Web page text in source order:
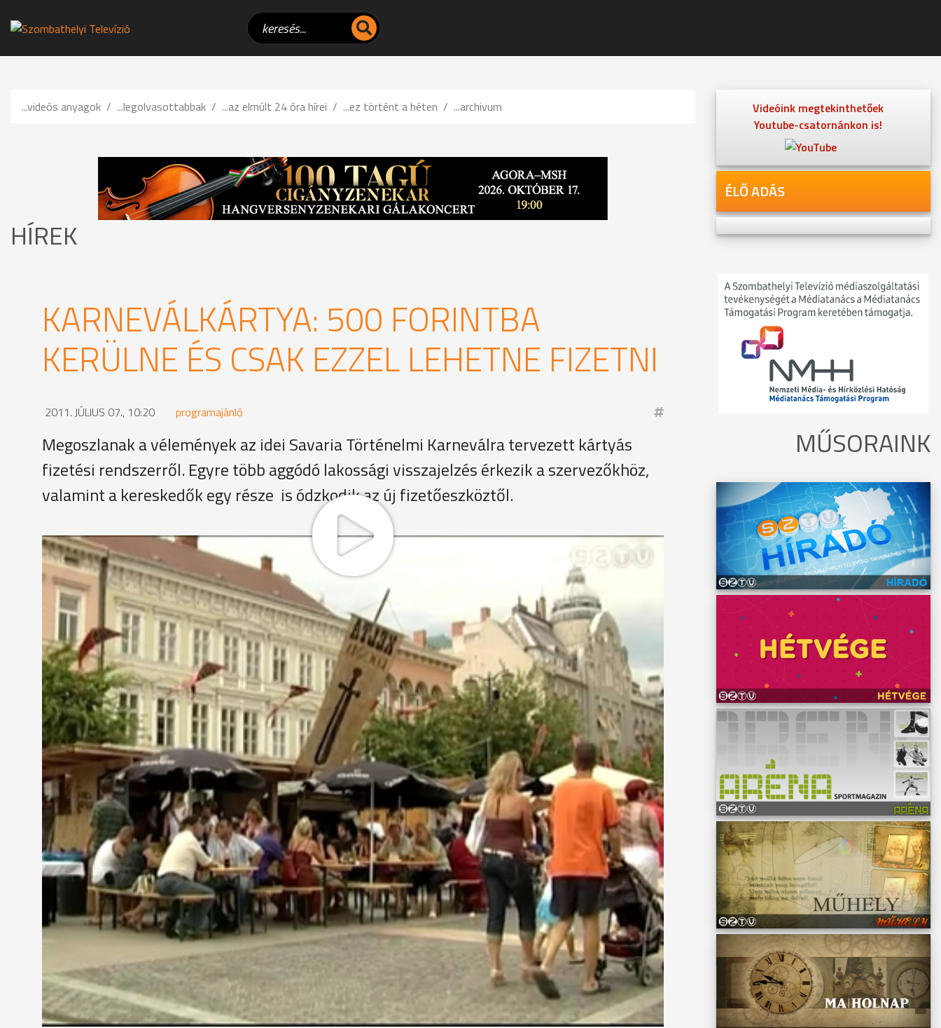
...videós anyagok ...legolvasottabbak ...az elmúlt 24 óra hírei ...ez történt a héten ...archivum
HÍREK
KARNEVÁLKÁRTYA: 500 FORINTBA
KERÜLNE ÉS CSAK EZZEL LEHETNE FIZETNI
2011. JÚLIUS 07., 10:20 programajánló
Megoszlanak a vélemények az idei Savaria Történelmi Karneválra tervezett kártyás
fizetési rendszerről. Egyre több aggódó lakossági visszajelzés érkezik a szervezőkhöz,
valamint a kereskedők egy része is ódzkodik az új fizetőeszköztől.
A karnevál kuratórimi elnöke kedden tárgyalt a kereskedőkkel az aggályaikról.
Attila rendszeres látogatója a Savaria Karneválnak. Szerinte az emberek nem vásárlási szándékkal mennek erre a
rendezvényre, hanem elsősorban a programok miatt és ha meglátnak valamit megveszik. Ezért a karnevál nem
hasonlítható össze egy zenei fesztivállal - mondja.
Dembrovszky Attila
"Az teljesen normális dolog, hogy egy zárt fesztiválon, ahol ételt-italt lehet venni biztos, hogy jól működik, de egy
vásáron, ahol ötletszerű vásárlás van nem hiszem, hogy működik. Az biztos, hogy mi nem fogunk kártyát váltani,
legfeljebb nem vásárolunk."
Vannak azonban olyanok is, akik a karneválkártya előnyeit nézik.
Antal-Nagy Viktória
"Én nagyon jó ötletnek tartom, egyrészt lopás szempontjából is, pénzlopás, biztonságos, nem kell mindenkinek
ezrekkel futkozni a zsebükbe, én jó ötletnek tartom."
A karneválkártya célja kettős. Egyrészt csökkentenék a hosszú sorbanállási időt egy-egy vásárlásnál, másrészt azt
mérné fel az alapítvány, hogy mekkora a rendezvény látogatottsága. A pontos adatokat marketing célra
hasznosítanák a következő években, így a karnevál színvonala is emelkedhetne. A kártya belépőként is szolgál a a
fizetős programra, és vásárláskor is használhatják a rendezvényre látogatók. A plasztiklap visszaváltható, vagy
jövőre újra felhasználható.
A kereskedők egy része attól fél leginkább, hogy ezekkel a feltételekkel nem éri majd meg nekik az árusítás. Az volt
a kifogásuk, hogy magas a fix helypénz, ugyanakkor a időjárás miatt a forgalom változó lehet. A kuratórium viszont
cserébe kedvezményeket ajánl.
Videóink megtekinthetőek
Youtube-csatornánkon is!
ÉLŐ ADÁS
MŰSORAINK